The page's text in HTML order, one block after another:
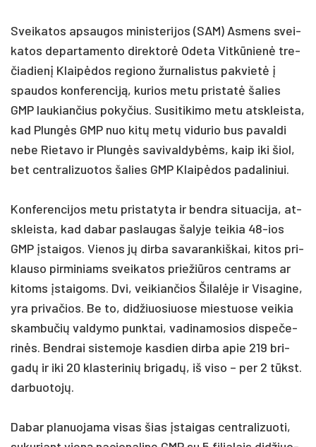
Svei­ka­tos ap­sau­gos mi­nis­te­ri­jos (SAM) As­mens svei­
ka­tos de­par­ta­men­to di­rek­torė Ode­ta Vitkū­nienė tre­
čia­dienį Klaipė­dos re­gio­no žur­na­lis­tus pa­kvietė į
spau­dos kon­fe­ren­ciją, ku­rios me­tu pri­statė ša­lies
GMP lau­kian­čius po­ky­čius. Su­si­ti­ki­mo me­tu at­skleis­ta,
kad Plungės GMP nuo kitų metų vi­du­rio bus pa­val­di
ne­be Rie­ta­vo ir Plungės sa­vi­val­dybėms, kaip iki šiol,
bet cent­ra­li­zuo­tos ša­lies GMP Klaipė­dos pa­da­li­niui.
Kon­fe­ren­ci­jos me­tu pri­sta­ty­ta ir bend­ra si­tua­ci­ja, at­
skleis­ta, kad dabar pa­slau­gas ša­ly­je tei­kia 48-ios
GMP įstai­gos. Vie­nos jų dir­ba sa­va­ran­kiš­kai, ki­tos pri­
klau­so pir­mi­niams svei­ka­tos prie­žiū­ros cent­rams ar
ki­toms įstai­goms. Dvi, vei­kian­čios Ši­lalė­je ir Vi­sa­gi­ne,
yra pri­va­čios. Be to, did­žiuo­siuo­se mies­tuo­se vei­kia
skam­bu­čių val­dy­mo punk­tai, va­di­na­mo­sios dis­pe­če­
rinės. Bend­rai sis­te­mo­je kas­dien dir­ba apie 219 bri­
gadų ir iki 20 klas­te­ri­nių bri­gadų, iš vi­so – per 2 tūkst.
dar­buo­tojų.
Da­bar pla­nuo­ja­ma vi­sas šias įstai­gas cent­ra­li­zuo­ti,